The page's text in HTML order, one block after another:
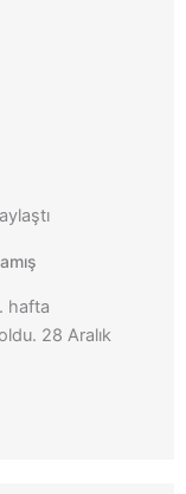
hafta
28 Aralık